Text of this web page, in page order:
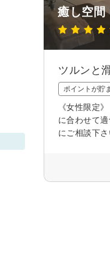
癒し空間
ツルンと
ポイントが貯
《女性限定
に合わせて
にご相談下さ